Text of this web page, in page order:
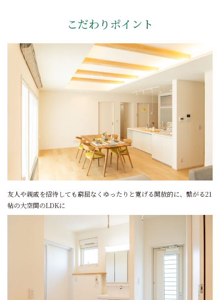
こだわりポイント
友人や親戚を招待しても窮屈なくゆったりと寛げる開放的に、繫がる21
帖の大空間のLDKに